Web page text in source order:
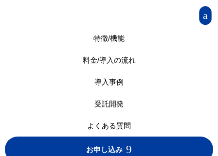
a
特徴/機能
料金/導入の流れ
導入事例
受託開発
よくある質問
9
お申し込み